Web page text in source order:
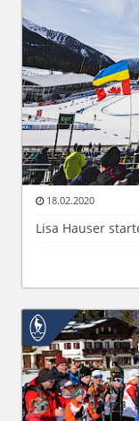
18.02.2020
Lisa Hauser